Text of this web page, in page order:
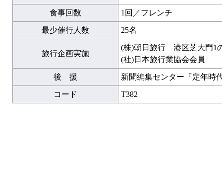
食事回数 1回／フレンチ
最少催行人数 25名
旅行企画実施
(株)朝日旅行 港区芝大門1
(社)日本旅行業協会会員
後 援 新聞編集センター『定年時
コード T382